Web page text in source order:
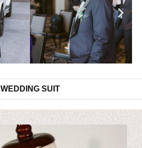
Next
WEDDING SUIT